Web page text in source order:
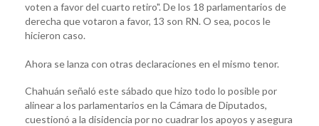
voten a favor del cuarto retiro". De los 18 parlamentarios de
derecha que votaron a favor, 13 son RN. O sea, pocos le
hicieron caso.
Ahora se lanza con otras declaraciones en el mismo tenor.
Chahuán señaló este sábado que hizo todo lo posible por
alinear a los parlamentarios en la Cámara de Diputados,
cuestionó a la disidencia por no cuadrar los apoyos y asegura